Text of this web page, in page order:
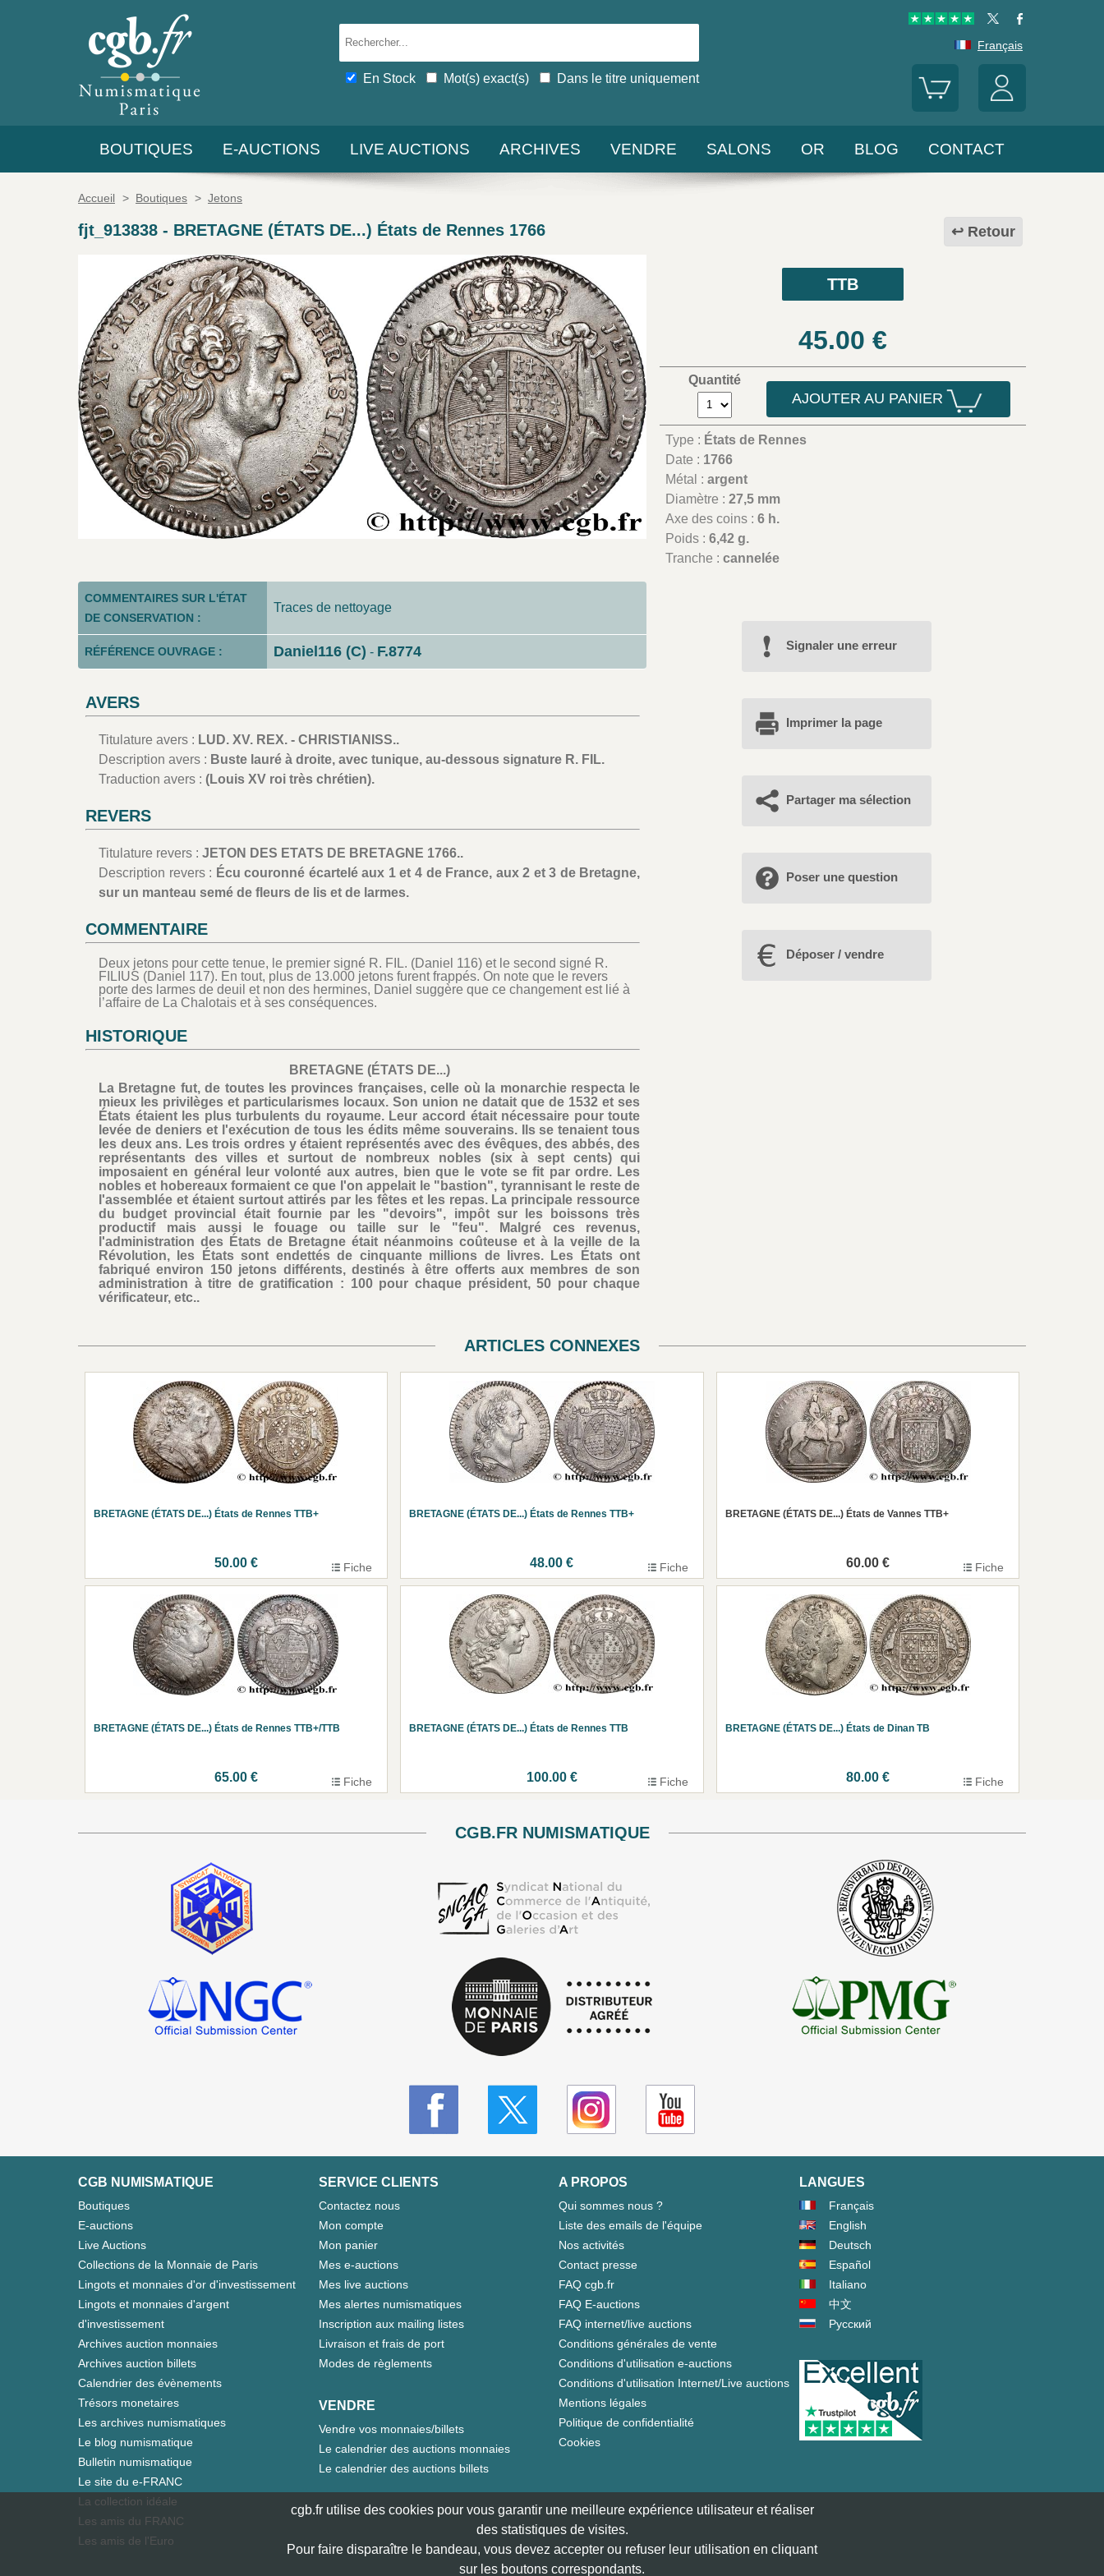
En Stock Mot(s) exact(s) Dans le titre uniquement
Français
BOUTIQUES E-AUCTIONS LIVE AUCTIONS ARCHIVES VENDRE SALONS OR BLOG CONTACT
Accueil > Boutiques > Jetons
Retour
fjt_913838 - BRETAGNE (ÉTATS DE...) États de Rennes 1766
TTB
45.00 €
Quantité
AJOUTER AU PANIER
Type : États de Rennes
Date : 1766
Métal :argent
Diamètre :27,5 mm
Axe des coins :6 h.
Poids :6,42 g.
Tranche :cannelée
COMMENTAIRES SUR L'ÉTAT
DE CONSERVATION :
Traces de nettoyage
RÉFÉRENCE OUVRAGE : Daniel116 (C) - F.8774
AVERS
Titulature avers : LUD. XV. REX. - CHRISTIANISS..
Description avers : Buste lauré à droite, avec tunique, au-dessous signature R. FIL.
Traduction avers : (Louis XV roi très chrétien).
REVERS
Titulature revers : JETON DES ETATS DE BRETAGNE 1766..
Description revers : Écu couronné écartelé aux 1 et 4 de France, aux 2 et 3 de Bretagne,
sur un manteau semé de fleurs de lis et de larmes.
COMMENTAIRE
Deux jetons pour cette tenue, le premier signé R. FIL. (Daniel 116) et le second signé R.
FILIUS (Daniel 117). En tout, plus de 13.000 jetons furent frappés. On note que le revers
porte des larmes de deuil et non des hermines, Daniel suggère que ce changement est lié à
l’affaire de La Chalotais et à ses conséquences.
HISTORIQUE
BRETAGNE (ÉTATS DE...)
La Bretagne fut, de toutes les provinces françaises, celle où la monarchie respecta le
mieux les privilèges et particularismes locaux. Son union ne datait que de 1532 et ses
États étaient les plus turbulents du royaume. Leur accord était nécessaire pour toute
levée de deniers et l'exécution de tous les édits même souverains. Ils se tenaient tous
les deux ans. Les trois ordres y étaient représentés avec des évêques, des abbés, des
représentants des villes et surtout de nombreux nobles (six à sept cents) qui
imposaient en général leur volonté aux autres, bien que le vote se fit par ordre. Les
nobles et hobereaux formaient ce que l'on appelait le "bastion", tyrannisant le reste de
l'assemblée et étaient surtout attirés par les fêtes et les repas. La principale ressource
du budget provincial était fournie par les "devoirs", impôt sur les boissons très
productif mais aussi le fouage ou taille sur le "feu". Malgré ces revenus,
l'administration des États de Bretagne était néanmoins coûteuse et à la veille de la
Révolution, les États sont endettés de cinquante millions de livres. Les États ont
fabriqué environ 150 jetons différents, destinés à être offerts aux membres de son
administration à titre de gratification : 100 pour chaque président, 50 pour chaque
vérificateur, etc..
Signaler une erreur
Imprimer la page
Partager ma sélection
Poser une question
Déposer / vendre
ARTICLES CONNEXES
BRETAGNE (ÉTATS DE...) États de Rennes TTB+
50.00 € Fiche
BRETAGNE (ÉTATS DE...) États de Rennes TTB+
48.00 € Fiche
BRETAGNE (ÉTATS DE...) États de Vannes TTB+
60.00 € Fiche
BRETAGNE (ÉTATS DE...) États de Rennes TTB+/TTB
65.00 € Fiche
BRETAGNE (ÉTATS DE...) États de Rennes TTB
100.00 € Fiche
BRETAGNE (ÉTATS DE...) États de Dinan TB
80.00 € Fiche
CGB.FR NUMISMATIQUE
CGB NUMISMATIQUE
Boutiques
E-auctions
Live Auctions
Collections de la Monnaie de Paris
Lingots et monnaies d'or d'investissement
Lingots et monnaies d'argent
d'investissement
Archives auction monnaies
Archives auction billets
Calendrier des évènements
Trésors monetaires
Les archives numismatiques
Le blog numismatique
Bulletin numismatique
Le site du e-FRANC
La collection idéale
Les amis du FRANC
Les amis de l'Euro
SERVICE CLIENTS
Contactez nous
Mon compte
Mon panier
Mes e-auctions
Mes live auctions
Mes alertes numismatiques
Inscription aux mailing listes
Livraison et frais de port
Modes de règlements
VENDRE
Vendre vos monnaies/billets
Le calendrier des auctions monnaies
Le calendrier des auctions billets
A PROPOS
Qui sommes nous ?
Liste des emails de l'équipe
Nos activités
Contact presse
FAQ cgb.fr
FAQ E-auctions
FAQ internet/live auctions
Conditions générales de vente
Conditions d'utilisation e-auctions
Conditions d'utilisation Internet/Live auctions
Mentions légales
Politique de confidentialité
Cookies
LANGUES
Français
English
Deutsch
Español
Italiano
中文
Русский
cgb.fr utilise des cookies pour vous garantir une meilleure expérience utilisateur et réaliser
des statistiques de visites.
Pour faire disparaître le bandeau, vous devez accepter ou refuser leur utilisation en cliquant
sur les boutons correspondants.